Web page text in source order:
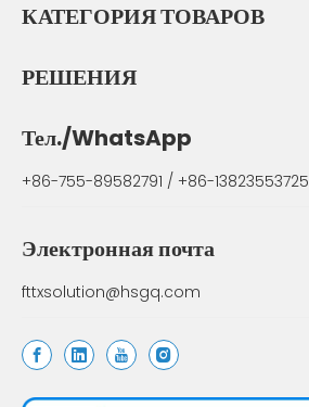
КАТЕГОРИЯ ТОВАРОВ
РЕШЕНИЯ
Тел./WhatsApp
+86-755-89582791 / +86-13823553725
Электронная почта
fttxsolution@hsgq.com